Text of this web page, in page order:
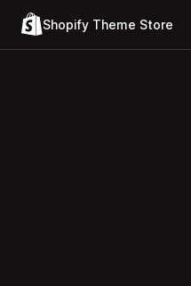
Shopify Theme Store